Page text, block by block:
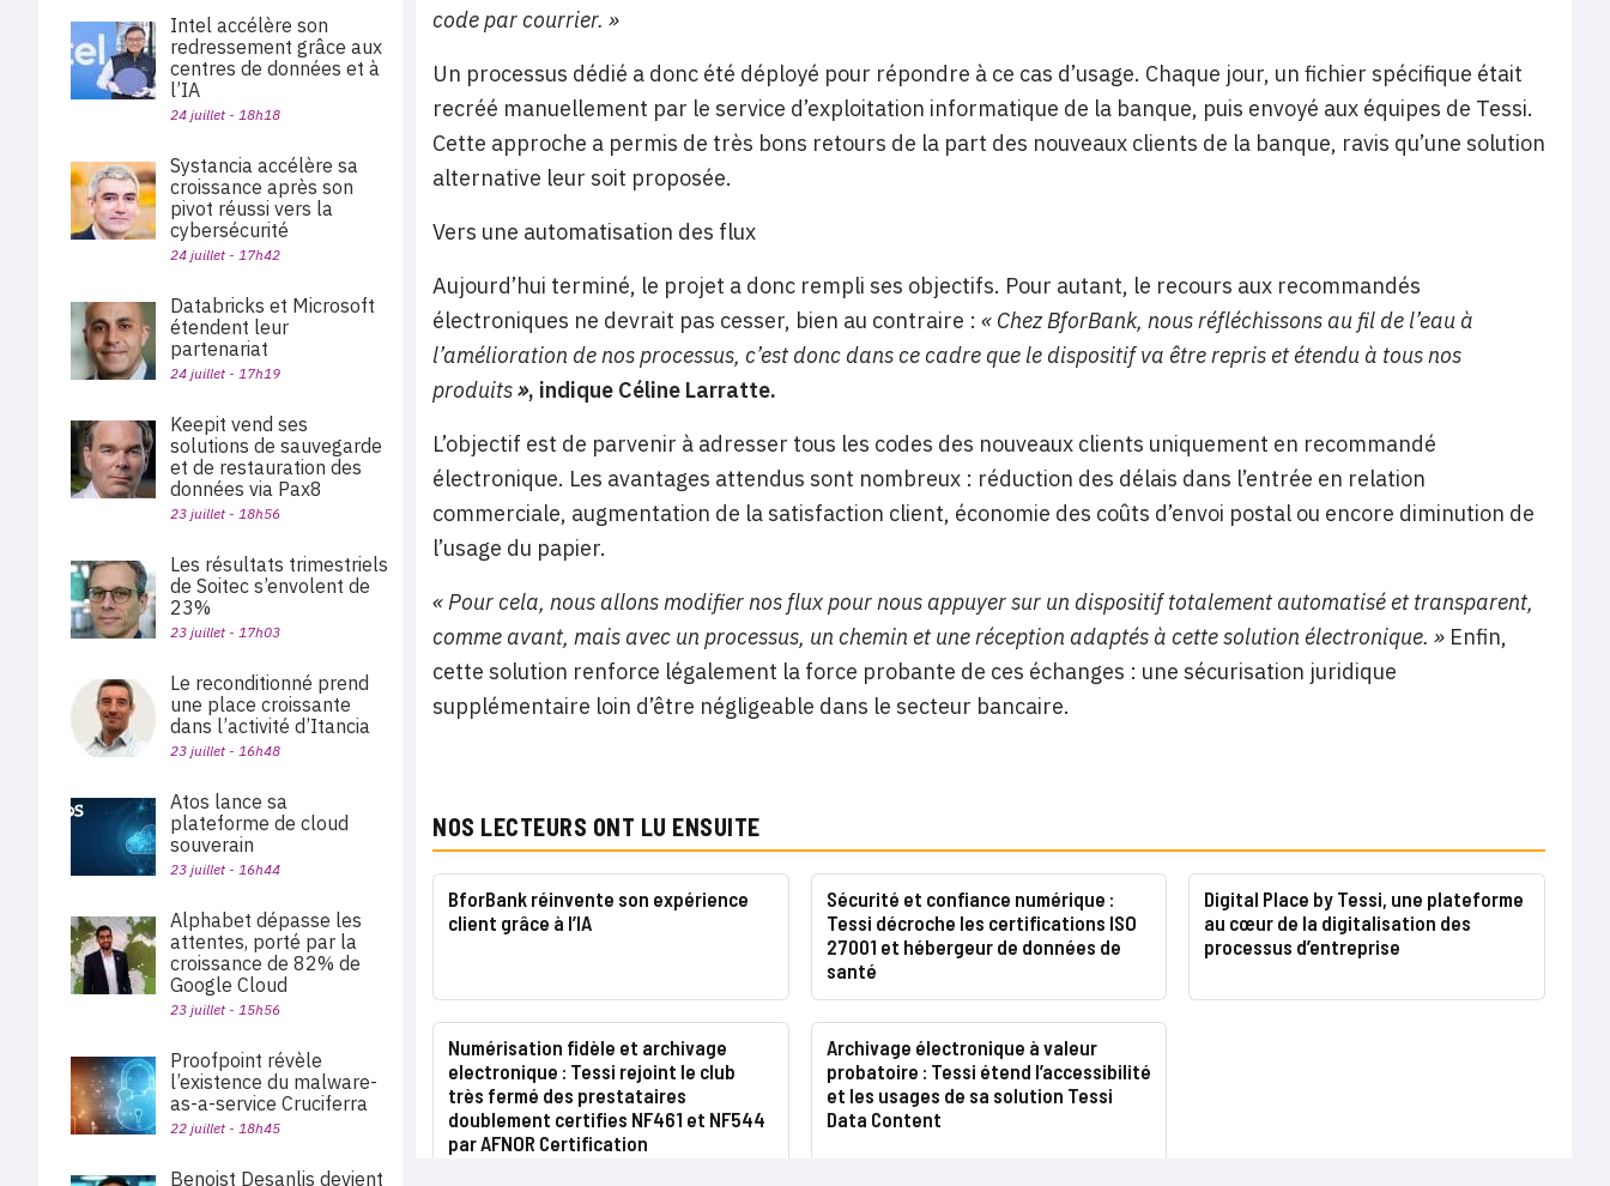
code par courrier. »
Un processus dédié a donc été déployé pour répondre à ce cas d’usage. Chaque jour, un fichier spécifique était
recréé manuellement par le service d’exploitation informatique de la banque, puis envoyé aux équipes de Tessi.
Cette approche a permis de très bons retours de la part des nouveaux clients de la banque, ravis qu’une solution
alternative leur soit proposée.
Vers une automatisation des flux
Aujourd’hui terminé, le projet a donc rempli ses objectifs. Pour autant, le recours aux recommandés
électroniques ne devrait pas cesser, bien au contraire : « Chez BforBank, nous réfléchissons au fil de l’eau à
l’amélioration de nos processus, c’est donc dans ce cadre que le dispositif va être repris et étendu à tous nos
produits», indique Céline Larratte.
L’objectif est de parvenir à adresser tous les codes des nouveaux clients uniquement en recommandé
électronique. Les avantages attendus sont nombreux : réduction des délais dans l’entrée en relation
commerciale, augmentation de la satisfaction client, économie des coûts d’envoi postal ou encore diminution de
l’usage du papier.
« Pour cela, nous allons modifier nos flux pour nous appuyer sur un dispositif totalement automatisé et transparent,
comme avant, mais avec un processus, un chemin et une réception adaptés à cette solution électronique. » Enfin,
cette solution renforce légalement la force probante de ces échanges : une sécurisation juridique
supplémentaire loin d’être négligeable dans le secteur bancaire.
NOS LECTEURS ONT LU ENSUITE
BforBank réinvente son expérience
client grâce à l’IA
Sécurité et confiance numérique :
Tessi décroche les certifications ISO
27001 et hébergeur de données de
santé
Digital Place by Tessi, une plateforme
au cœur de la digitalisation des
processus d’entreprise
Numérisation fidèle et archivage
electronique : Tessi rejoint le club
très fermé des prestataires
doublement certifies NF461 et NF544
par AFNOR Certification
Archivage électronique à valeur
probatoire : Tessi étend l’accessibilité
et les usages de sa solution Tessi
Data Content
Intel accélère son
redressement grâce aux
centres de données et à
l’IA
24 juillet - 18h18
Systancia accélère sa
croissance après son
pivot réussi vers la
cybersécurité
24 juillet - 17h42
Databricks et Microsoft
étendent leur
partenariat
24 juillet - 17h19
Keepit vend ses
solutions de sauvegarde
et de restauration des
données via Pax8
23 juillet - 18h56
Les résultats trimestriels
de Soitec s’envolent de
23%
23 juillet - 17h03
Le reconditionné prend
une place croissante
dans l’activité d’Itancia
23 juillet - 16h48
Atos lance sa
plateforme de cloud
souverain
23 juillet - 16h44
Alphabet dépasse les
attentes, porté par la
croissance de 82% de
Google Cloud
23 juillet - 15h56
Proofpoint révèle
l’existence du malware-
as-a-service Cruciferra
22 juillet - 18h45
Benoist Desanlis devient